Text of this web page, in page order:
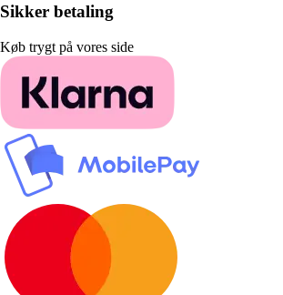
Sikker betaling
Køb trygt på vores side